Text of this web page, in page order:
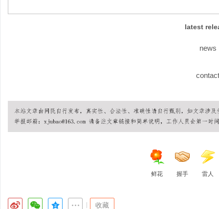
latest
news
contact
鲜花 握手 雷人
收藏